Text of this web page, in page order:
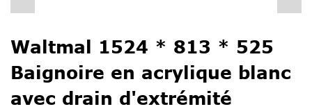
Waltmal 1524 * 813 * 525
Baignoire en acrylique blanc
avec drain d'extrémité